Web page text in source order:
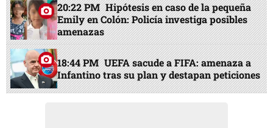
20:22 PM Hipótesis en caso de la pequeña
Emily en Colón: Policía investiga posibles
amenazas
18:44 PM UEFA sacude a FIFA: amenaza a
Infantino tras su plan y destapan peticiones